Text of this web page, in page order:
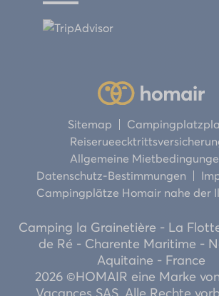
Sitemap
Allgemeine
Datenschutz-Bestimmungen
Campingplätze Homair nahe der
Camping la Grainetière - La
de Ré - Charente Maritime -
Aquitaine - France
2026 ©HOMAIR eine Marke